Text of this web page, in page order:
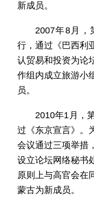
新成员。
2007年8月，
行，通过《巴西利
认贸易和投资为论
作组内成立旅游小
员。
2010年1月，
过《东京宣言》。
会议通过三项举措
设立论坛网络秘书
原则上与高官会在
蒙古为新成员。